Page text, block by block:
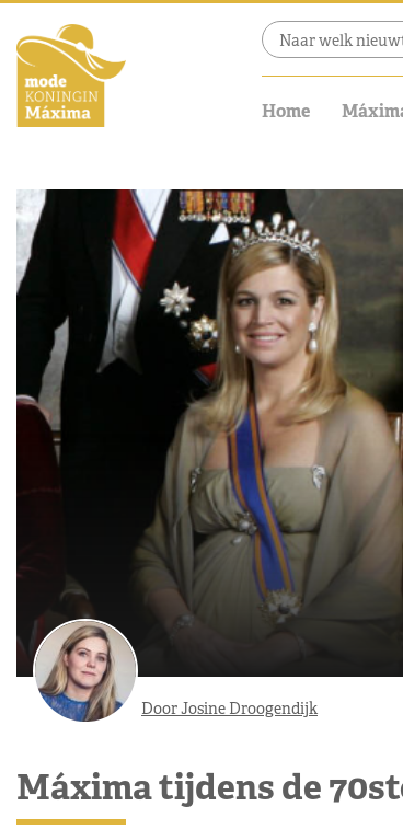
Home
Door Josine Droogendijk
Máxima tijdens de